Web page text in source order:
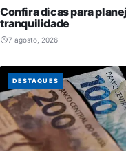
Confira dicas para
tranquilidade
7 agosto, 2026
DESTAQUES